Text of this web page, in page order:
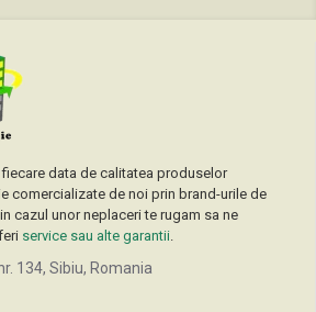
data de calitatea produselor
comercializate de noi prin brand-urile de
cazul unor neplaceri te rugam sa ne
service sau alte garantii.
134, Sibiu, Romania